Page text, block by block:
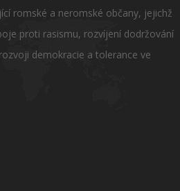
romské a neromské občany, jejichž
proti rasismu, rozvíjení dodržování
demokracie a tolerance ve